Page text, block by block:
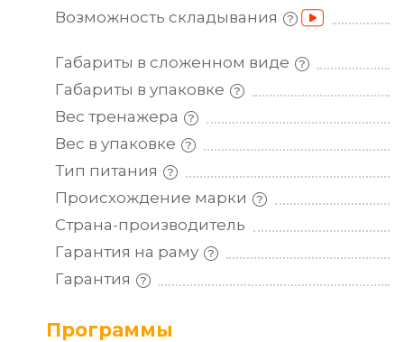
Возможность складывания
Габариты в сложенном виде
Габариты в упаковке
Вес тренажера
Вес в упаковке
Тип питания
Происхождение марки
Страна-производитель
Гарантия на раму
Гарантия
Программы